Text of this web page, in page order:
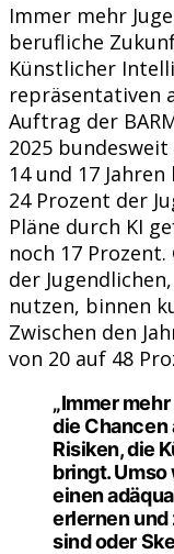
Immer mehr
berufliche
Künstlicher
repräsentativen
Auftrag der
2025 bundesweit
14 und 17
24 Prozent der
Pläne durch KI
noch 17
der
nutzen, binnen
Zwischen den
von 20 auf 48
„Immer
die Chancen
Risiken, die
bringt.
einen
erlernen und
sind oder